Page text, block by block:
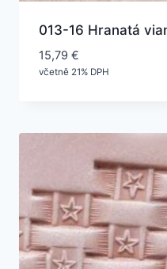
013-16 Hranatá
15,79 €
včetně 21% DPH